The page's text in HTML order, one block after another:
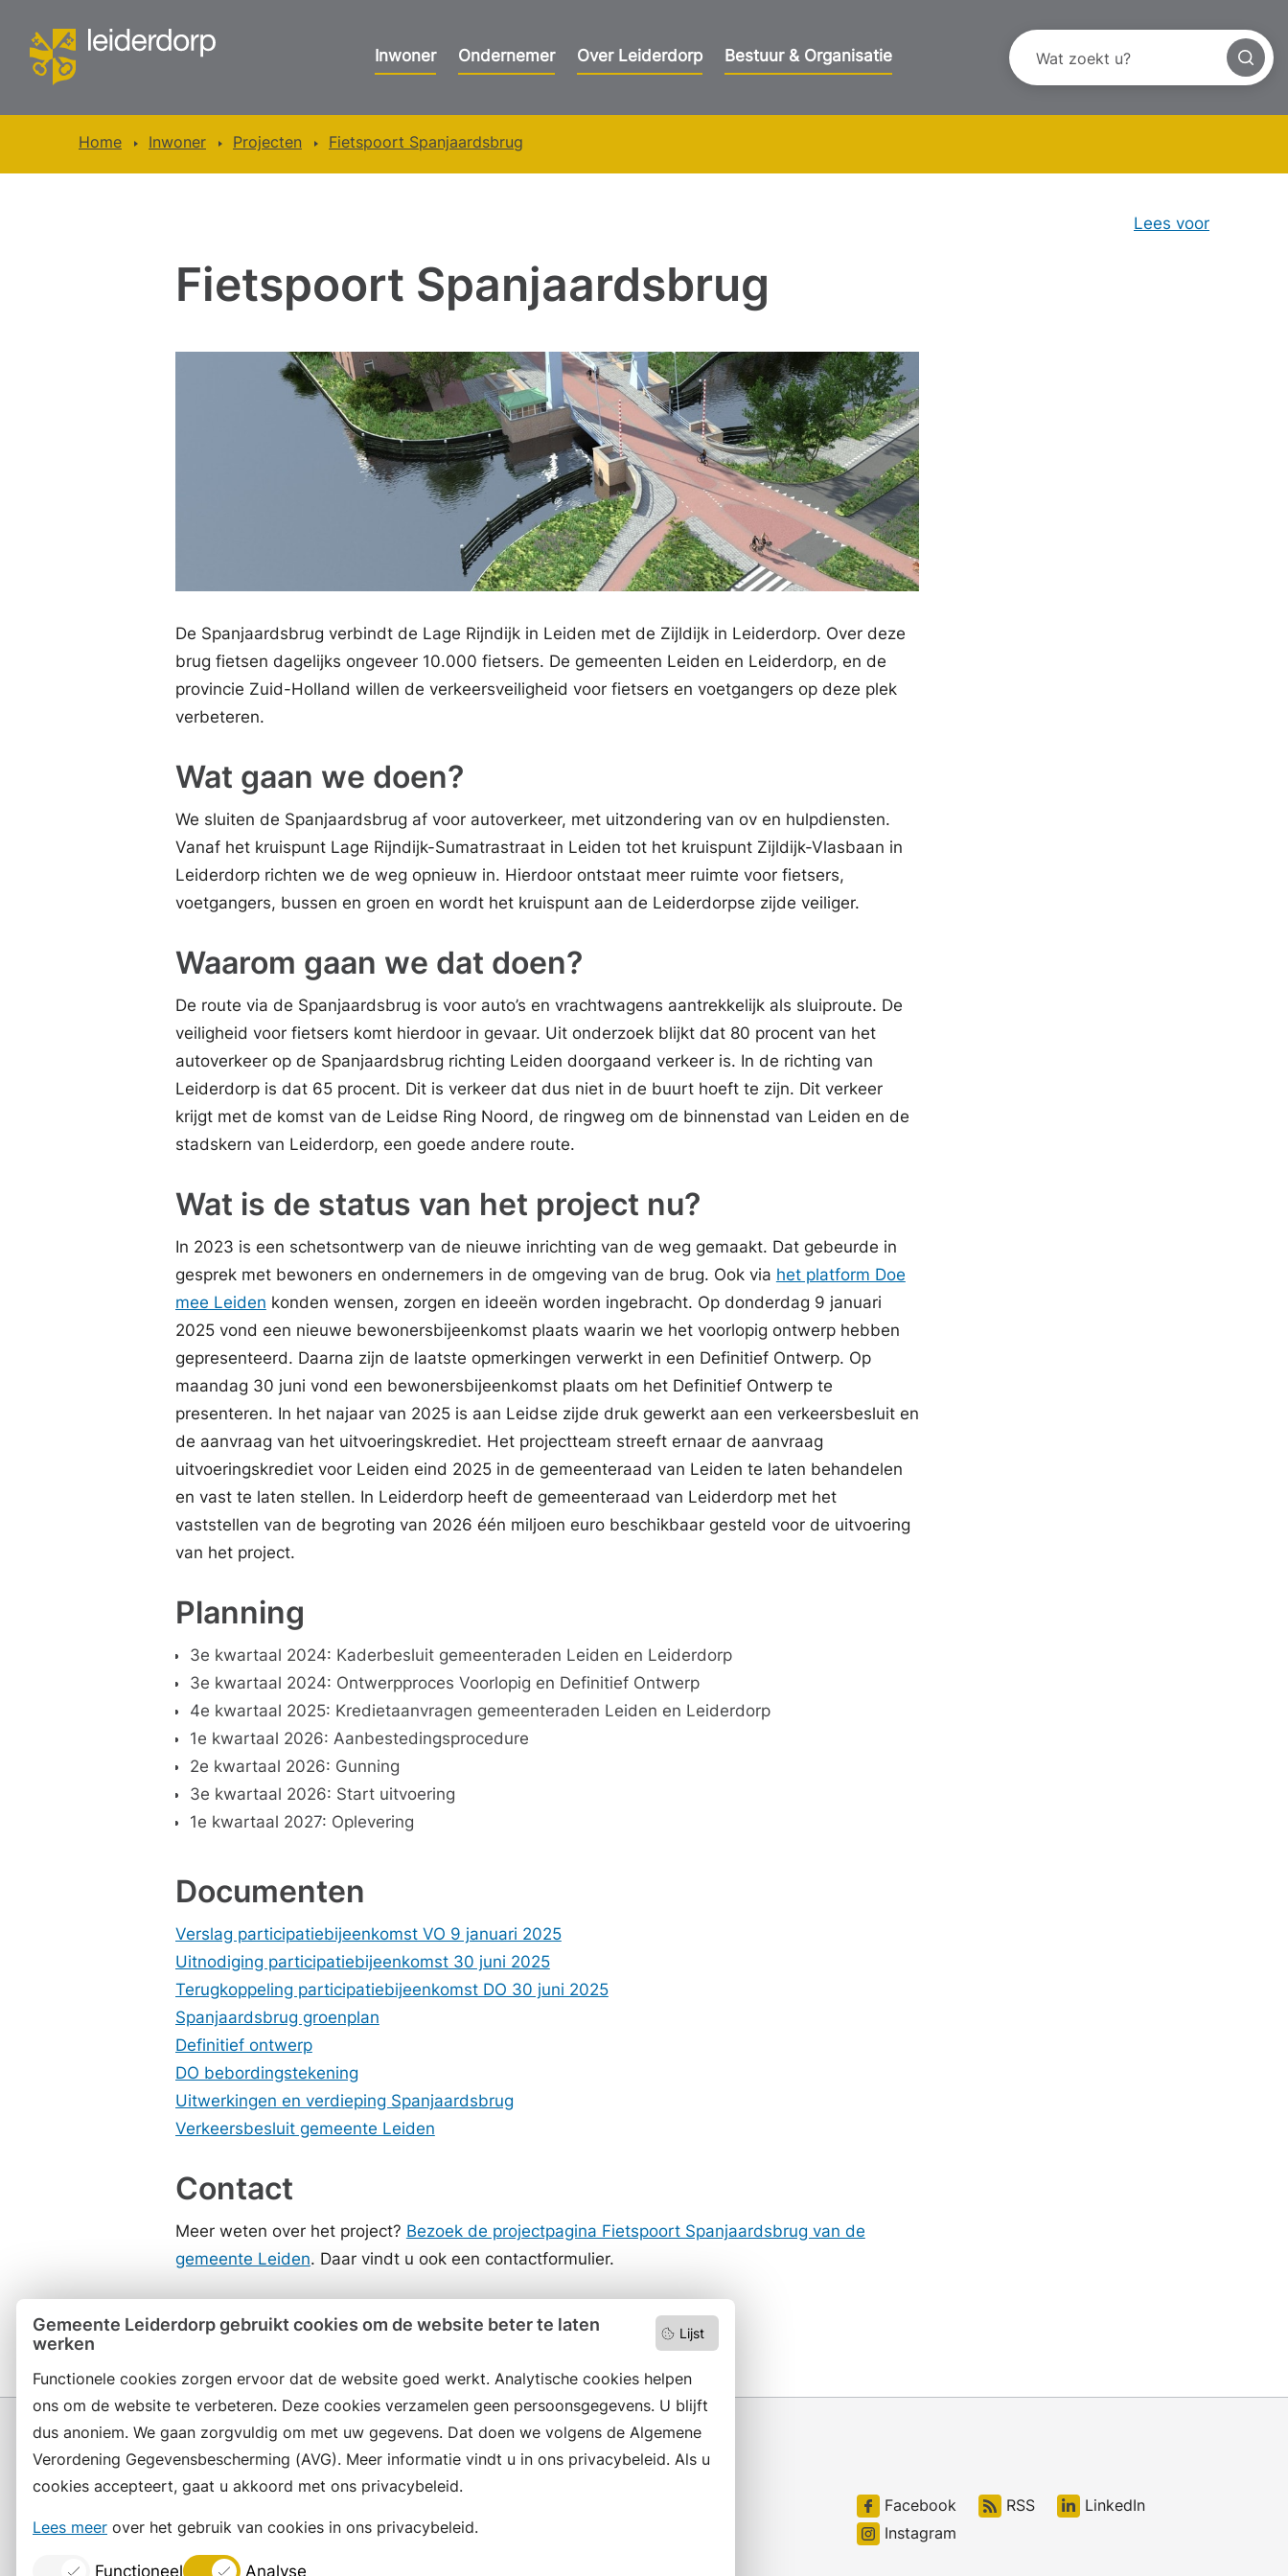
Lijst
Gemeente Leiderdorp gebruikt cookies om de website beter te laten
werken
Functionele cookies zorgen ervoor dat de website goed werkt. Analytische cookies helpen
ons om de website te verbeteren. Deze cookies verzamelen geen persoonsgegevens. U blijft
dus anoniem. We gaan zorgvuldig om met uw gegevens. Dat doen we volgens de Algemene
Verordening Gegevensbescherming (AVG). Meer informatie vindt u in ons privacybeleid. Als u
cookies accepteert, gaat u akkoord met ons privacybeleid.
Lees meer over het gebruik van cookies in ons privacybeleid.
Functioneel Analyse
Inwoner Ondernemer Over Leiderdorp Bestuur & Organisatie
Home Inwoner Projecten Fietspoort Spanjaardsbrug
Lees voor
Fietspoort Spanjaardsbrug
De Spanjaardsbrug verbindt de Lage Rijndijk in Leiden met de Zijldijk in Leiderdorp. Over deze
brug fietsen dagelijks ongeveer 10.000 fietsers. De gemeenten Leiden en Leiderdorp, en de
provincie Zuid-Holland willen de verkeersveiligheid voor fietsers en voetgangers op deze plek
verbeteren.
Wat gaan we doen?
We sluiten de Spanjaardsbrug af voor autoverkeer, met uitzondering van ov en hulpdiensten.
Vanaf het kruispunt Lage Rijndijk-Sumatrastraat in Leiden tot het kruispunt Zijldijk-Vlasbaan in
Leiderdorp richten we de weg opnieuw in. Hierdoor ontstaat meer ruimte voor fietsers,
voetgangers, bussen en groen en wordt het kruispunt aan de Leiderdorpse zijde veiliger.
Waarom gaan we dat doen?
De route via de Spanjaardsbrug is voor auto’s en vrachtwagens aantrekkelijk als sluiproute. De
veiligheid voor fietsers komt hierdoor in gevaar. Uit onderzoek blijkt dat 80 procent van het
autoverkeer op de Spanjaardsbrug richting Leiden doorgaand verkeer is. In de richting van
Leiderdorp is dat 65 procent. Dit is verkeer dat dus niet in de buurt hoeft te zijn. Dit verkeer
krijgt met de komst van de Leidse Ring Noord, de ringweg om de binnenstad van Leiden en de
stadskern van Leiderdorp, een goede andere route.
Wat is de status van het project nu?
In 2023 is een schetsontwerp van de nieuwe inrichting van de weg gemaakt. Dat gebeurde in
gesprek met bewoners en ondernemers in de omgeving van de brug. Ook via het platform Doe
mee Leiden konden wensen, zorgen en ideeën worden ingebracht. Op donderdag 9 januari
2025 vond een nieuwe bewonersbijeenkomst plaats waarin we het voorlopig ontwerp hebben
gepresenteerd. Daarna zijn de laatste opmerkingen verwerkt in een Definitief Ontwerp. Op
maandag 30 juni vond een bewonersbijeenkomst plaats om het Definitief Ontwerp te
presenteren. In het najaar van 2025 is aan Leidse zijde druk gewerkt aan een verkeersbesluit en
de aanvraag van het uitvoeringskrediet. Het projectteam streeft ernaar de aanvraag
uitvoeringskrediet voor Leiden eind 2025 in de gemeenteraad van Leiden te laten behandelen
en vast te laten stellen. In Leiderdorp heeft de gemeenteraad van Leiderdorp met het
vaststellen van de begroting van 2026 één miljoen euro beschikbaar gesteld voor de uitvoering
van het project.
Planning
3e kwartaal 2024: Kaderbesluit gemeenteraden Leiden en Leiderdorp
3e kwartaal 2024: Ontwerpproces Voorlopig en Definitief Ontwerp
4e kwartaal 2025: Kredietaanvragen gemeenteraden Leiden en Leiderdorp
1e kwartaal 2026: Aanbestedingsprocedure
2e kwartaal 2026: Gunning
3e kwartaal 2026: Start uitvoering
1e kwartaal 2027: Oplevering
Documenten
Verslag participatiebijeenkomst VO 9 januari 2025
Uitnodiging participatiebijeenkomst 30 juni 2025
Terugkoppeling participatiebijeenkomst DO 30 juni 2025
Spanjaardsbrug groenplan
Definitief ontwerp
DO bebordingstekening
Uitwerkingen en verdieping Spanjaardsbrug
Verkeersbesluit gemeente Leiden
Contact
Meer weten over het project? Bezoek de projectpagina Fietspoort Spanjaardsbrug van de
gemeente Leiden. Daar vindt u ook een contactformulier.
Datum laatste update: 12 november 2025
en volg ons ook op social media.
Facebook RSS
LinkedIn
Instagram